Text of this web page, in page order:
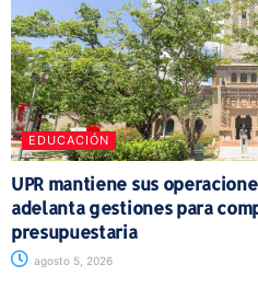
EDUCACIÓN
UPR mantiene sus
adelanta gestiones para
presupuestaria
agosto 5, 2026